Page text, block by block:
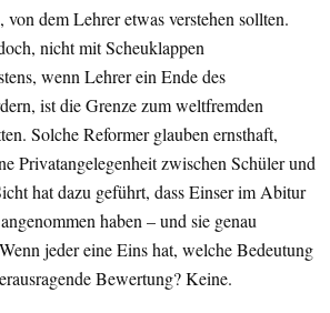
dem Lehrer etwas verstehen sollten.
nicht mit Scheuklappen
wenn Lehrer ein Ende des
ist die Grenze zum weltfremden
Solche Reformer glauben ernsthaft,
Privatangelegenheit zwischen Schüler und
hat dazu geführt, dass Einser im Abitur
haben – und sie genau
jeder eine Eins hat, welche Bedeutung
Bewertung? Keine.